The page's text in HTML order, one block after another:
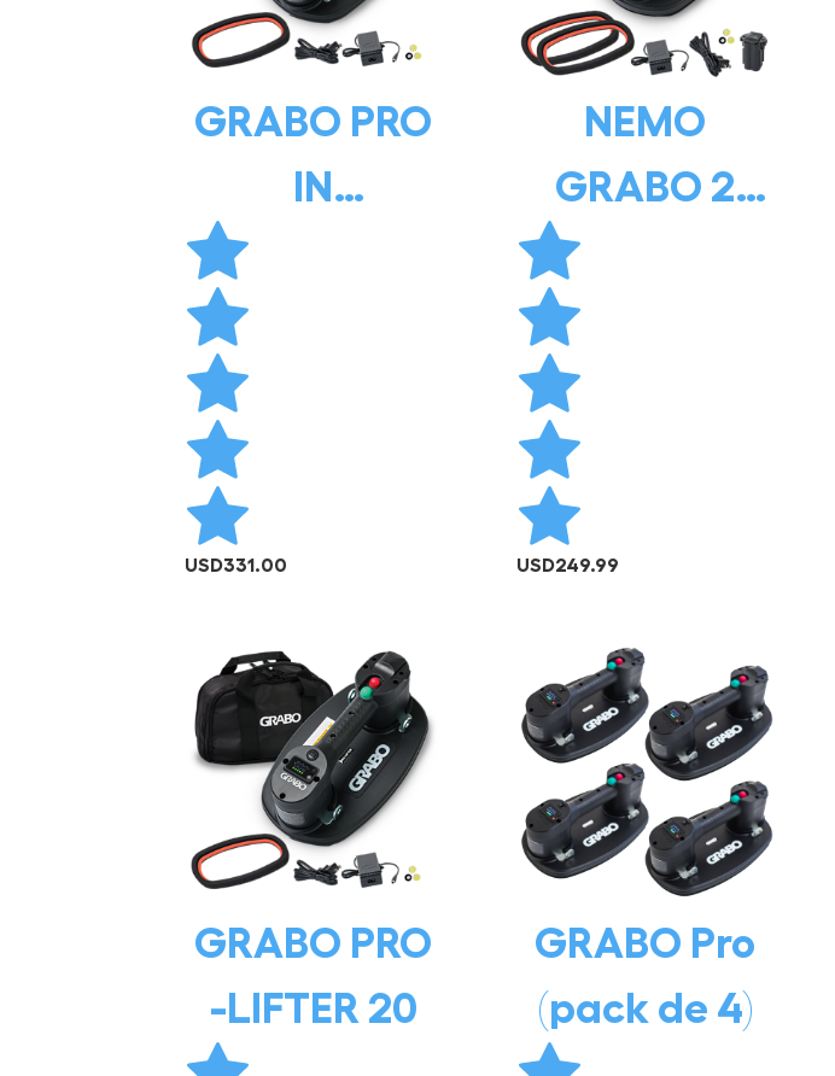
GRABO PRO
IN
HARDSHELL
USD331.00
NEMO
GRABO 2
BATTERIES 2
USD249.99
GRABO PRO
-LIFTER 20
GRABO Pro
(pack de 4)